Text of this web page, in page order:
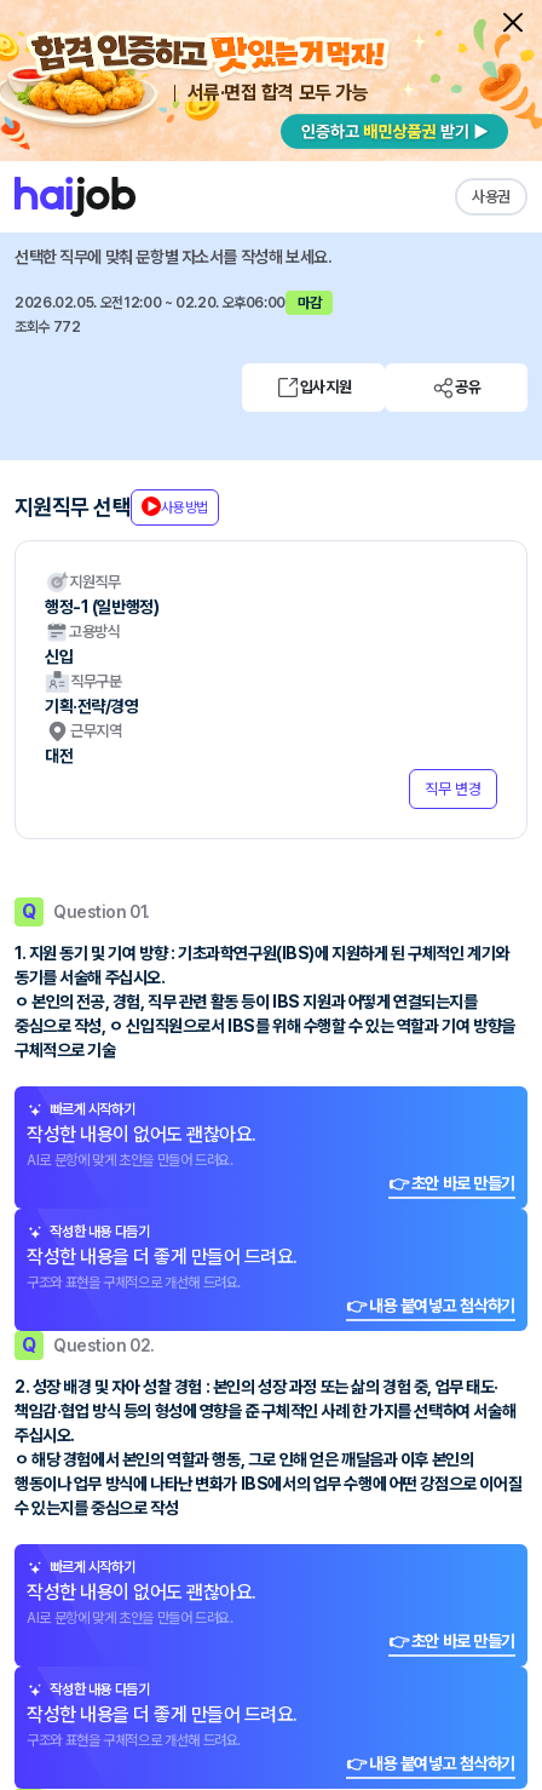
서류·면접 합격 모두 가능
사용권
채용공고 자소서 자유항목 자소서 내 작성목록
기초과학연구원 즐겨찾기
제2026-1회 기초과학연구원 신입직원 채용 공고
선택한 직무에 맞춰 문항별 자소서를 작성해 보세요.
2026.02.05. 오전12:00 ~ 02.20. 오후06:00
마감
조회수 772
입사지원 공유
지원직무 선택 사용방법
지원직무
행정-1 (일반행정)
고용방식
신입
직무구분
기획·전략/경영
근무지역
대전
직무 변경
Q Question 01.
1. 지원 동기 및 기여 방향 : 기초과학연구원(IBS)에 지원하게 된 구체적인 계기와
동기를 서술해 주십시오.
ㅇ 본인의 전공, 경험, 직무 관련 활동 등이 IBS 지원과 어떻게 연결되는지를
중심으로 작성, ㅇ 신입직원으로서 IBS를 위해 수행할 수 있는 역할과 기여 방향을
구체적으로 기술
빠르게 시작하기
작성한 내용이 없어도 괜찮아요.
AI로 문항에 맞게 초안을 만들어 드려요.
👉 초안 바로 만들기
작성한 내용 다듬기
작성한 내용을 더 좋게 만들어 드려요.
구조와 표현을 구체적으로 개선해 드려요.
👉 내용 붙여넣고 첨삭하기
Q Question 02.
2. 성장 배경 및 자아 성찰 경험 : 본인의 성장 과정 또는 삶의 경험 중, 업무 태도·
책임감·협업 방식 등의 형성에 영향을 준 구체적인 사례 한 가지를 선택하여 서술해
주십시오.
ㅇ 해당 경험에서 본인의 역할과 행동, 그로 인해 얻은 깨달음과 이후 본인의
행동이나 업무 방식에 나타난 변화가 IBS에서의 업무 수행에 어떤 강점으로 이어질
수 있는지를 중심으로 작성
빠르게 시작하기
작성한 내용이 없어도 괜찮아요.
AI로 문항에 맞게 초안을 만들어 드려요.
👉 초안 바로 만들기
작성한 내용 다듬기
작성한 내용을 더 좋게 만들어 드려요.
구조와 표현을 구체적으로 개선해 드려요.
👉 내용 붙여넣고 첨삭하기